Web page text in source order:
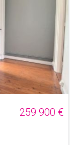
259 900 €